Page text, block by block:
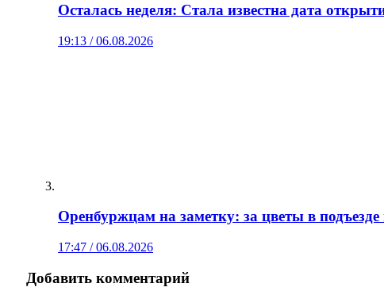
Осталась неделя: Стала известна дата
19:13 / 06.08.2026
Оренбуржцам на заметку: за цветы в
17:47 / 06.08.2026
Добавить комментарий